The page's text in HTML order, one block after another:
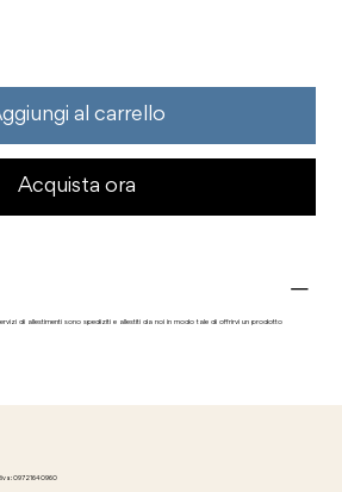
al carrello
Acquista ora
di allestimenti sono spediziti e allestiti da noi in modo tale di offrirvi un prodotto
09721640960